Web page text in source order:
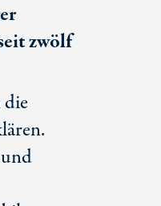
zwölf